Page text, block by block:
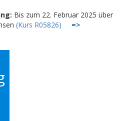
Bis zum 22. Februar 2025 über
(Kurs R05826) =>